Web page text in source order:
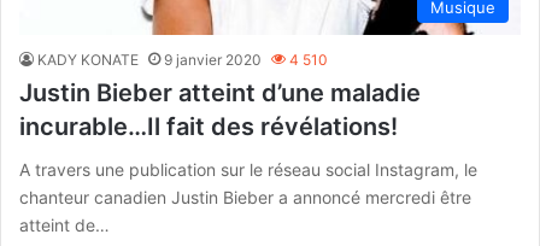
Musique
KADY KONATE 9 janvier 2020 4 510
Justin Bieber atteint d’une maladie
incurable…Il fait des révélations!
A travers une publication sur le réseau social Instagram, le
chanteur canadien Justin Bieber a annoncé mercredi être
atteint de…